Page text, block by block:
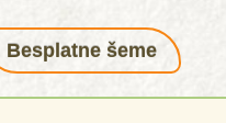
Besplatne šeme